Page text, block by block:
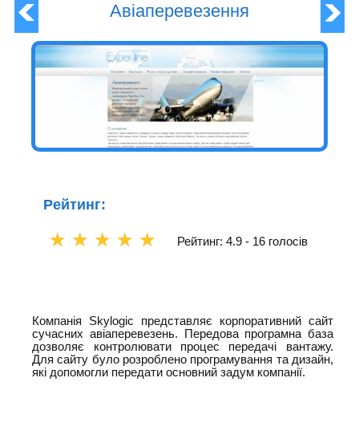
Авіаперевезення
Рейтинг:
☆
☆
☆
☆
☆ Рейтинг: 4.9 - 16 голосів
Компанія Skylogic представляє корпоративний сайт
сучасних авіаперевезень. Передова програмна база
дозволяє контролювати процес передачі вантажу.
Для сайту було розроблено програмування та дизайн,
які допомогли передати основний задум компанії.